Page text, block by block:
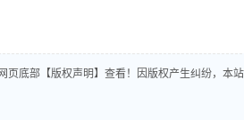
页底部【版权声明】查看！因版权产生纠纷，本站